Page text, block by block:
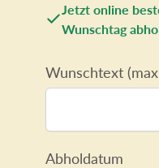
Jetzt online
Wunschtag
Wunschtext
Abholdatum